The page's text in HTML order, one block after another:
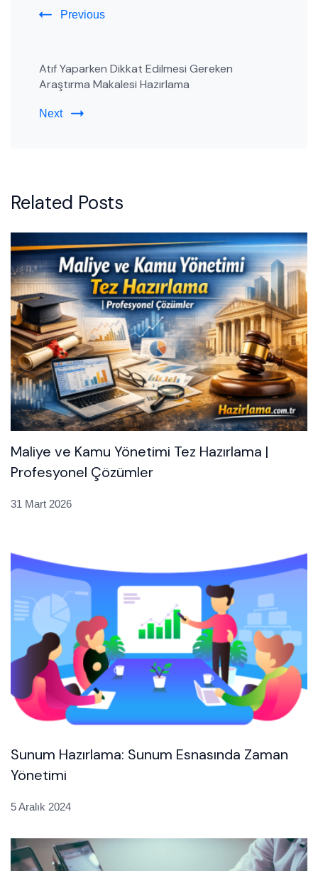
Previous
Atıf Yaparken Dikkat Edilmesi Gereken
Araştırma Makalesi Hazırlama
Next
Related Posts
Maliye ve Kamu Yönetimi Tez Hazırlama |
Profesyonel Çözümler
31 Mart 2026
Sunum Hazırlama: Sunum Esnasında Zaman
Yönetimi
5 Aralık 2024